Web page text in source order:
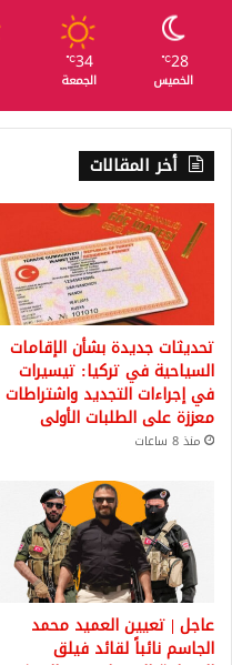
28
℃
الخميس
34
℃
الجمعة
أخر المقالات
تحديثات جديدة بشأن الإقامات
السياحية في تركيا: تيسيرات
في إجراءات التجديد واشتراطات
معززة على الطلبات الأولى
منذ 8 ساعات
عاجل | تعيين العميد محمد
الجاسم نائباً لقائد فيلق